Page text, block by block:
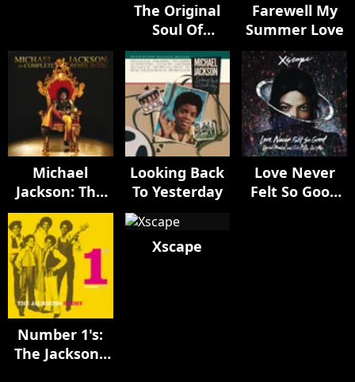
The Original
Soul Of
Michael
Jackson
Farewell My
Summer Love
Michael
Jackson: The
Complete
Remix Suite
Looking Back
To Yesterday
Love Never
Felt So Good
Number 1's:
The Jacksons
Xscape